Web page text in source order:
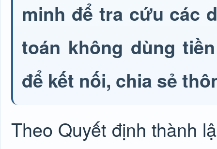
minh để tra cứu các
toán không dùng
để kết nối, chia sẻ
Theo Quyết định thành